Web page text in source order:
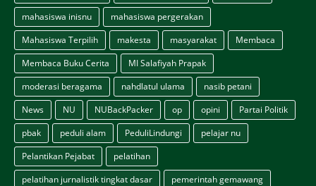
mahasiswa inisnu
mahasiswa pergerakan
Mahasiswa Terpilih
makesta masyarakat
Membaca
Membaca Buku Cerita
MI Salafiyah Prapak
moderasi beragama
nahdlatul ulama
nasib petani
News
NU NUBackPacker op opini
Partai Politik
pbak
peduli alam PeduliLindungi
pelajar nu
Pelantikan Pejabat
pelatihan
pelatihan jurnalistik tingkat dasar
pemerintah gemawang